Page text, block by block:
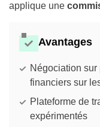
applique une
Avantages
Négociation
financiers sur
Plateforme de
expérimentés